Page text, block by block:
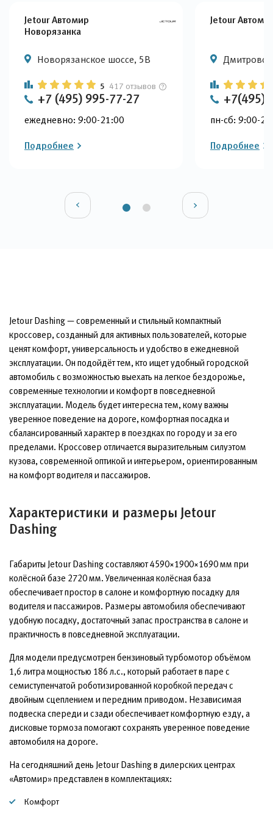
Jetour Автомир
Новорязанка
Новорязанское шоссе, 5В
5 417 отзывов
+7 (495) 995-77-27
ежедневно: 9:00-21:00
Подробнее
Jetour
пн-сб: 9:00-
Подробнее
Jetour Dashing — современный и стильный компактный
кроссовер, созданный для активных пользователей, которые
ценят комфорт, универсальность и удобство в ежедневной
эксплуатации. Он подойдёт тем, кто ищет удобный городской
автомобиль с возможностью выехать на легкое бездорожье,
современные технологии и комфорт в повседневной
эксплуатации. Модель будет интересна тем, кому важны
уверенное поведение на дороге, комфортная посадка и
сбалансированный характер в поездках по городу и за его
пределами. Кроссовер отличается выразительным силуэтом
кузова, современной оптикой и интерьером, ориентированным
на комфорт водителя и пассажиров.
Характеристики и размеры Jetour
Dashing
Габариты Jetour Dashing составляют 4590×1900×1690 мм при
колёсной базе 2720 мм. Увеличенная колёсная база
обеспечивает простор в салоне и комфортную посадку для
водителя и пассажиров. Размеры автомобиля обеспечивают
удобную посадку, достаточный запас пространства в салоне и
практичность в повседневной эксплуатации.
Для модели предусмотрен бензиновый турбомотор объёмом
1,6 литра мощностью 186 л.с., который работает в паре с
семиступенчатой роботизированной коробкой передач с
двойным сцеплением и передним приводом. Независимая
подвеска спереди и сзади обеспечивает комфортную езду, а
дисковые тормоза помогают сохранять уверенное поведение
автомобиля на дороге.
На сегодняшний день Jetour Dashing в дилерских центрах
«Автомир» представлен в комплектациях:
Комфорт